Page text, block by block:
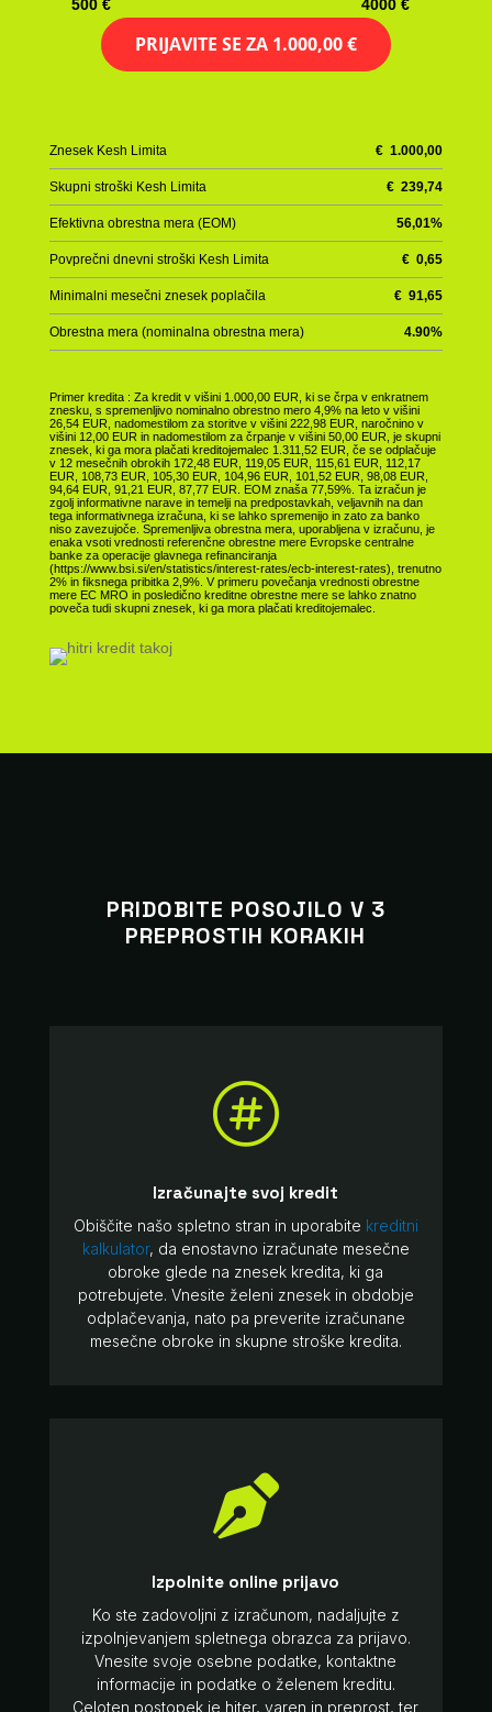
500 € 4000 €
PRIJAVITE SE ZA 1.000,00 €
Znesek Kesh Limita €1.000,00
Skupni stroški Kesh Limita €239,74
Efektivna obrestna mera (EOM) 56,01%
Povprečni dnevni stroški Kesh Limita €0,65
Minimalni mesečni znesek poplačila €91,65
Obrestna mera (nominalna obrestna mera) 4.90%
Primer kredita : Za kredit v višini 1.000,00 EUR, ki se črpa v enkratnem
znesku, s spremenljivo nominalno obrestno mero 4,9% na leto v višini
26,54 EUR, nadomestilom za storitve v višini 222,98 EUR, naročnino v
višini 12,00 EUR in nadomestilom za črpanje v višini 50,00 EUR, je skupni
znesek, ki ga mora plačati kreditojemalec 1.311,52 EUR, če se odplačuje
v 12 mesečnih obrokih 172,48 EUR, 119,05 EUR, 115,61 EUR, 112,17
EUR, 108,73 EUR, 105,30 EUR, 104,96 EUR, 101,52 EUR, 98,08 EUR,
94,64 EUR, 91,21 EUR, 87,77 EUR. EOM znaša 77,59%. Ta izračun je
zgolj informativne narave in temelji na predpostavkah, veljavnih na dan
tega informativnega izračuna, ki se lahko spremenijo in zato za banko
niso zavezujoče. Spremenljiva obrestna mera, uporabljena v izračunu, je
enaka vsoti vrednosti referenčne obrestne mere Evropske centralne
banke za operacije glavnega refinanciranja
(https://www.bsi.si/en/statistics/interest-rates/ecb-interest-rates), trenutno
2% in fiksnega pribitka 2,9%. V primeru povečanja vrednosti obrestne
mere EC MRO in posledično kreditne obrestne mere se lahko znatno
poveča tudi skupni znesek, ki ga mora plačati kreditojemalec.
PRIDOBITE POSOJILO V 3
PREPROSTIH KORAKIH

Izračunajte svoj kredit
Obiščite našo spletno stran in uporabite kreditni
kalkulator, da enostavno izračunate mesečne
obroke glede na znesek kredita, ki ga
potrebujete. Vnesite želeni znesek in obdobje
odplačevanja, nato pa preverite izračunane
mesečne obroke in skupne stroške kredita.

Izpolnite online prijavo
Ko ste zadovoljni z izračunom, nadaljujte z
izpolnjevanjem spletnega obrazca za prijavo.
Vnesite svoje osebne podatke, kontaktne
informacije in podatke o želenem kreditu.
Celoten postopek je hiter, varen in preprost, ter